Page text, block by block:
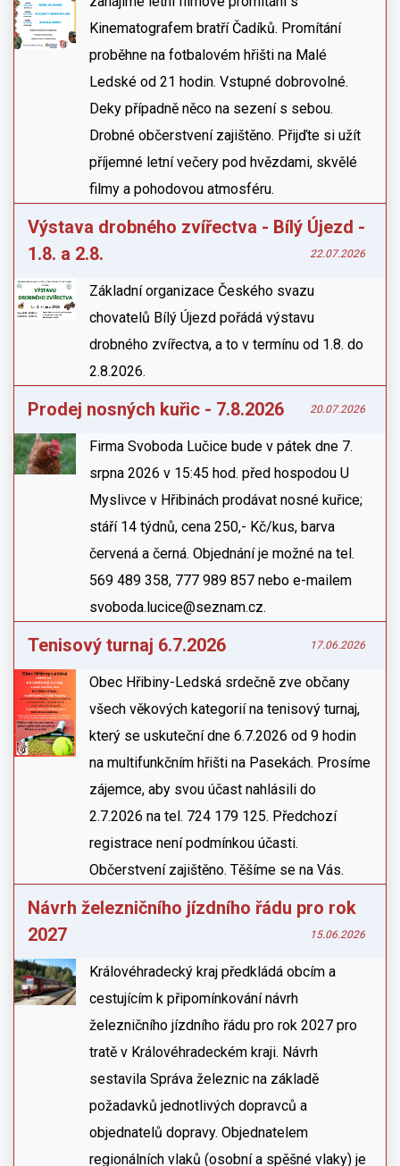
Kinematografem bratří Čadíků. Promítání
proběhne na fotbalovém hřišti na Malé
Ledské od 21 hodin. Vstupné dobrovolné.
Deky případně něco na sezení s sebou.
Drobné občerstvení zajištěno. Přijďte si užít
příjemné letní večery pod hvězdami, skvělé
filmy a pohodovou atmosféru.
Výstava drobného zvířectva - Bílý Újezd -
1.8. a 2.8.
22.07.2026
Základní organizace Českého svazu
chovatelů Bílý Újezd pořádá výstavu
drobného zvířectva, a to v termínu od 1.8. do
2.8.2026.
Prodej nosných kuřic - 7.8.2026 20.07.2026
Firma Svoboda Lučice bude v pátek dne 7.
srpna 2026 v 15:45 hod. před hospodou U
Myslivce v Hřibinách prodávat nosné kuřice;
stáří 14 týdnů, cena 250,- Kč/kus, barva
červená a černá. Objednání je možné na tel.
569 489 358, 777 989 857 nebo e-mailem
svoboda.lucice@seznam.cz.
Tenisový turnaj 6.7.2026 17.06.2026
Obec Hřibiny-Ledská srdečně zve občany
všech věkových kategorií na tenisový turnaj,
který se uskuteční dne 6.7.2026 od 9 hodin
na multifunkčním hřišti na Pasekách. Prosíme
zájemce, aby svou účast nahlásili do
2.7.2026 na tel. 724 179 125. Předchozí
registrace není podmínkou účasti.
Občerstvení zajištěno. Těšíme se na Vás.
Návrh železničního jízdního řádu pro rok
2027
15.06.2026
Královéhradecký kraj předkládá obcím a
cestujícím k připomínkování návrh
železničního jízdního řádu pro rok 2027 pro
tratě v Královéhradeckém kraji. Návrh
sestavila Správa železnic na základě
požadavků jednotlivých dopravců a
objednatelů dopravy. Objednatelem
regionálních vlaků (osobní a spěšné vlaky) je